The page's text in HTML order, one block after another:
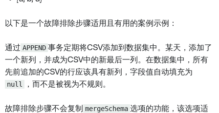
以下是一个故障排除步骤适用且有用的案例示例：
通过 APPEND 事务定期将CSV添加到数据集中。某天，添加了
一个新列，并成为CSV中的新最后一列。在数据集中，所有
先前追加的CSV的行应该具有新列，字段值自动填充为
null
，而不是被视为不规则。
故障排除步骤不会复制 mergeSchema 选项的功能，该选项适